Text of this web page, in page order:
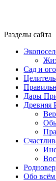
Разделы сайта
Сад и
Дары
Древняя
Обо всём